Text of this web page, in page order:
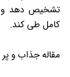
تشخیص دهد و
کامل طی کند.
مقاله جذاب و پر